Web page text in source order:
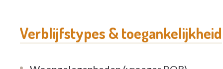
Verblijfstypes & toegankelijkheid